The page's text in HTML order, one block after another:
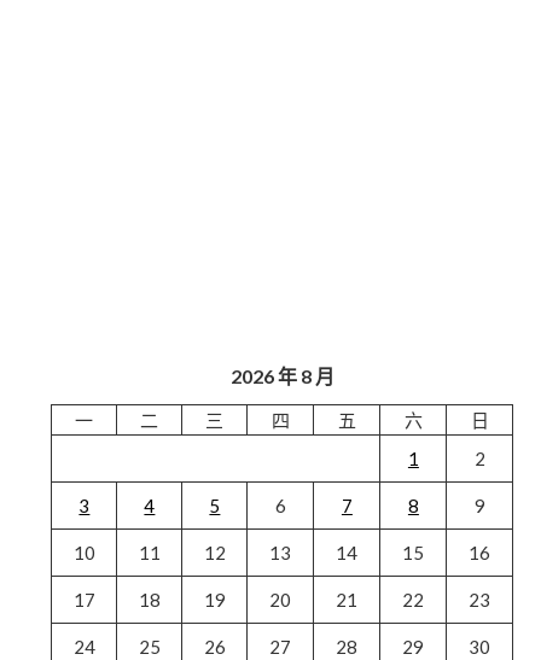
2026 年 8 月
一 二 三 四 五 六
日
1
2
3 4 5 6 7 8 9
10 11 12 13 14 15 16
17 18 19 20 21 22 23
24 25 26 27 28 29 30